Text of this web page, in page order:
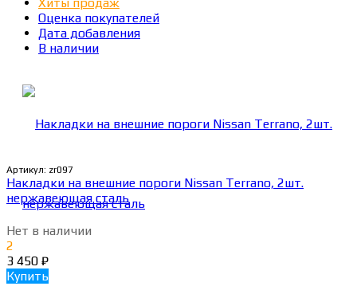
Оценка покупателей
Дата добавления
В наличии
Артикул: zr097
Накладки на внешние пороги Nissan Terrano, 2шт.
нержавеющая сталь
Нет в наличии
2
3 450 ₽
Купить